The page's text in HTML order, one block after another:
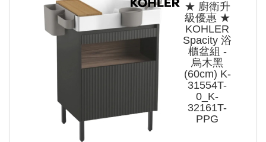
★ 廚衛升
級優惠 ★
KOHLER
Spacity 浴
櫃盆組 -
烏木黑
(60cm) K-
31554T-
0_K-
32161T-
PPG